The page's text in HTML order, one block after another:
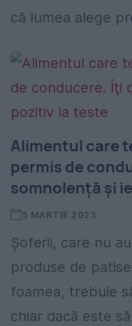
că lumea alege
Alimentul care
permis de
somnolență şi
5 MARTIE 2023
Șoferii, care nu
produse de
foamea, trebuie
chiar dacă este